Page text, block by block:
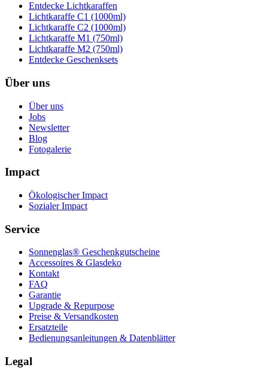
Entdecke Lichtkaraffen
Lichtkaraffe C1 (1000ml)
Lichtkaraffe C2 (1000ml)
Lichtkaraffe M1 (750ml)
Lichtkaraffe M2 (750ml)
Entdecke Geschenksets
Über uns
Über uns
Jobs
Newsletter
Blog
Fotogalerie
Impact
Ökologischer Impact
Sozialer Impact
Service
Sonnenglas® Geschenkgutscheine
Accessoires & Glasdeko
Kontakt
FAQ
Garantie
Upgrade & Repurpose
Preise & Versandkosten
Ersatzteile
Bedienungsanleitungen & Datenblätter
Legal